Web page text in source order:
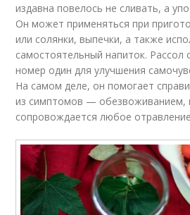
издавна повелось не сливать, а
Он может применяться при
или солянки, выпечки, а также
самостоятельный напиток. Рассол
номер один для улучшения
На самом деле, он помогает
из симптомов — обезвоживанием,
сопровождается любое